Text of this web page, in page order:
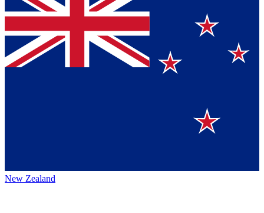
New Zealand